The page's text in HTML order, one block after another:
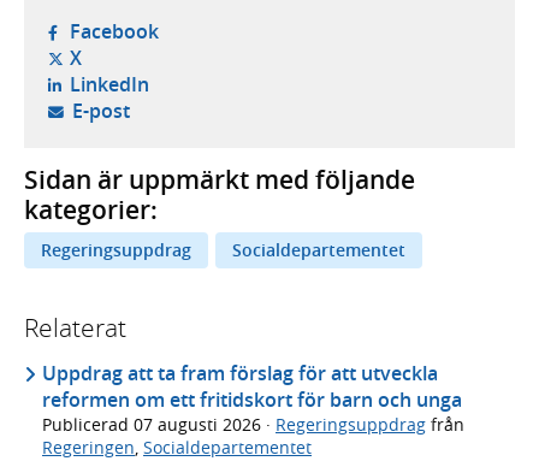
Facebook- öppnas i ny flik, extern webbplats,
X- öppnas i ny flik, extern webbplats,
LinkedIn- öppnas i ny flik, extern webbplats,
E-post- öppnar din e-postklient,
Sidan är uppmärkt med följande
kategorier:
Regeringsuppdrag Socialdepartementet
Relaterat
Uppdrag att ta fram förslag för att utveckla
reformen om ett fritidskort för barn och unga
Publicerad 07 augusti 2026 · Regeringsuppdrag från
Regeringen, Socialdepartementet